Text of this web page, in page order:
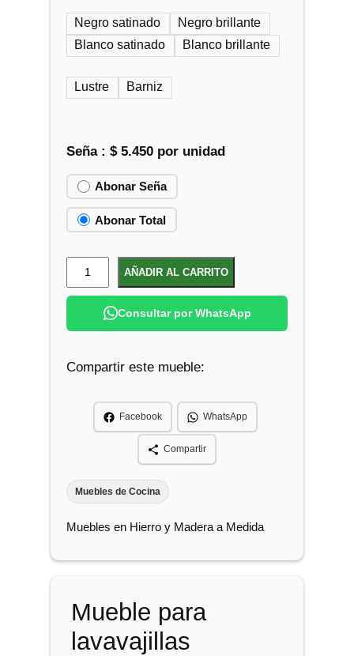
Negro satinado
Negro brillante
Blanco satinado
Blanco brillante
Lustre Barniz
Seña : $5.450por unidad
Abonar Total
Abonar Seña
u
b
e
a
a
AÑADIR AL CARRITO
Consultar por WhatsApp
Compartir este mueble:
Facebook WhatsApp
Compartir
Muebles de Cocina
Muebles en Hierro y Madera a Medida
Mueble para
lavavajillas